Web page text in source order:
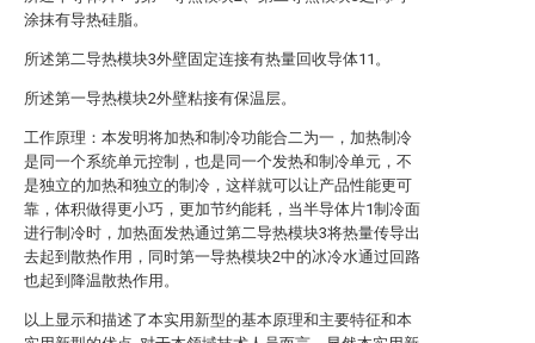
涂抹有导热硅脂。
所述第二导热模块3外壁固定连接有热量回收导体11。
所述第一导热模块2外壁粘接有保温层。
工作原理：本发明将加热和制冷功能合二为一，加热制冷
是同一个系统单元控制，也是同一个发热和制冷单元，不
是独立的加热和独立的制冷，这样就可以让产品性能更可
靠，体积做得更小巧，更加节约能耗，当半导体片1制冷面
进行制冷时，加热面发热通过第二导热模块3将热量传导出
去起到散热作用，同时第一导热模块2中的冰冷水通过回路
也起到降温散热作用。
以上显示和描述了本实用新型的基本原理和主要特征和本